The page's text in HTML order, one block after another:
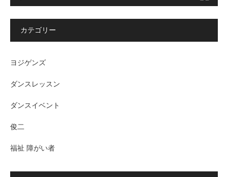
カテゴリー
ヨジゲンズ
ダンスレッスン
ダンスイベント
俊二
福祉 障がい者